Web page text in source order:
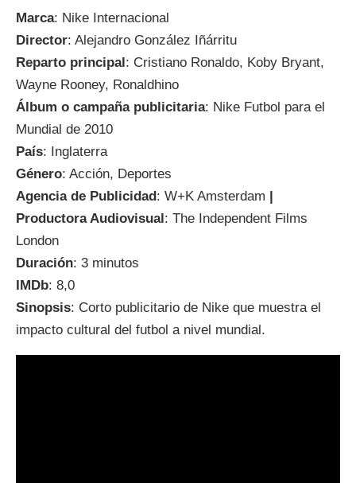
Marca: Nike Internacional
Director: Alejandro González Iñárritu
Reparto principal: Cristiano Ronaldo, Koby Bryant,
Wayne Rooney, Ronaldhino
Álbum o campaña publicitaria: Nike Futbol para el
Mundial de 2010
País: Inglaterra
Género: Acción, Deportes
Agencia de Publicidad: W+K Amsterdam |
Productora Audiovisual: The Independent Films
London
Duración: 3 minutos
IMDb: 8,0
Sinopsis: Corto publicitario de Nike que muestra el
impacto cultural del futbol a nivel mundial.